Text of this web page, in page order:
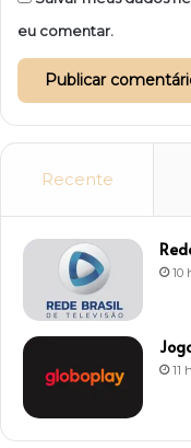
eu comentar.
Recente
10
11